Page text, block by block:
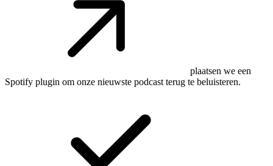
plaatsen we een
Spotify plugin om onze nieuwste podcast terug te beluisteren.